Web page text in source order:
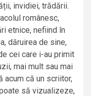
invidiei, trădării.
românesc,
etnice, nefiind în
dăruirea de sine,
cei care i-au primit
mai mult sau mai
acum că un scriitor,
să vizualizeze,